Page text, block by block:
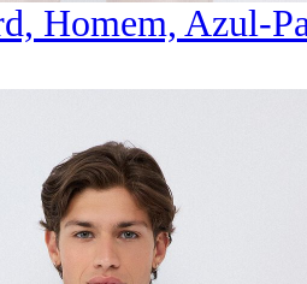
Homem, Azul-